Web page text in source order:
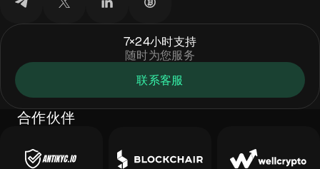
7×24小时支持
随时为您服务
联系客服
合作伙伴